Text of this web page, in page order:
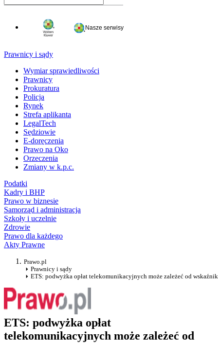
Nasze serwisy
Prawnicy i sądy
Wymiar sprawiedliwości
Prawnicy
Prokuratura
Policja
Rynek
Strefa aplikanta
LegalTech
Sędziowie
E-doręczenia
Prawo na Oko
Orzeczenia
Zmiany w k.p.c.
Podatki
Kadry i BHP
Prawo w biznesie
Samorząd i administracja
Szkoły i uczelnie
Zdrowie
Prawo dla każdego
Akty Prawne
Prawo.pl
Prawnicy i sądy
ETS: podwyżka opłat telekomunikacyjnych może zależeć od
ETS: podwyżka opłat
telekomunikacyjnych może zależeć od